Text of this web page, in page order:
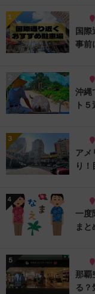
国際
事前
沖縄
ト５
アメ
り
一度
まと
那覇
る？